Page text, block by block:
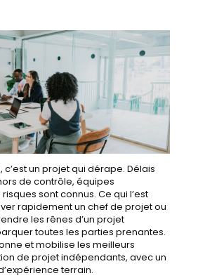
un projet qui dérape. Délais
de contrôle, équipes
sont connus. Ce qui l’est
rapidement un chef de projet ou
les rênes d’un projet
toutes les parties prenantes.
et mobilise les meilleurs
de projet indépendants, avec un
terrain.